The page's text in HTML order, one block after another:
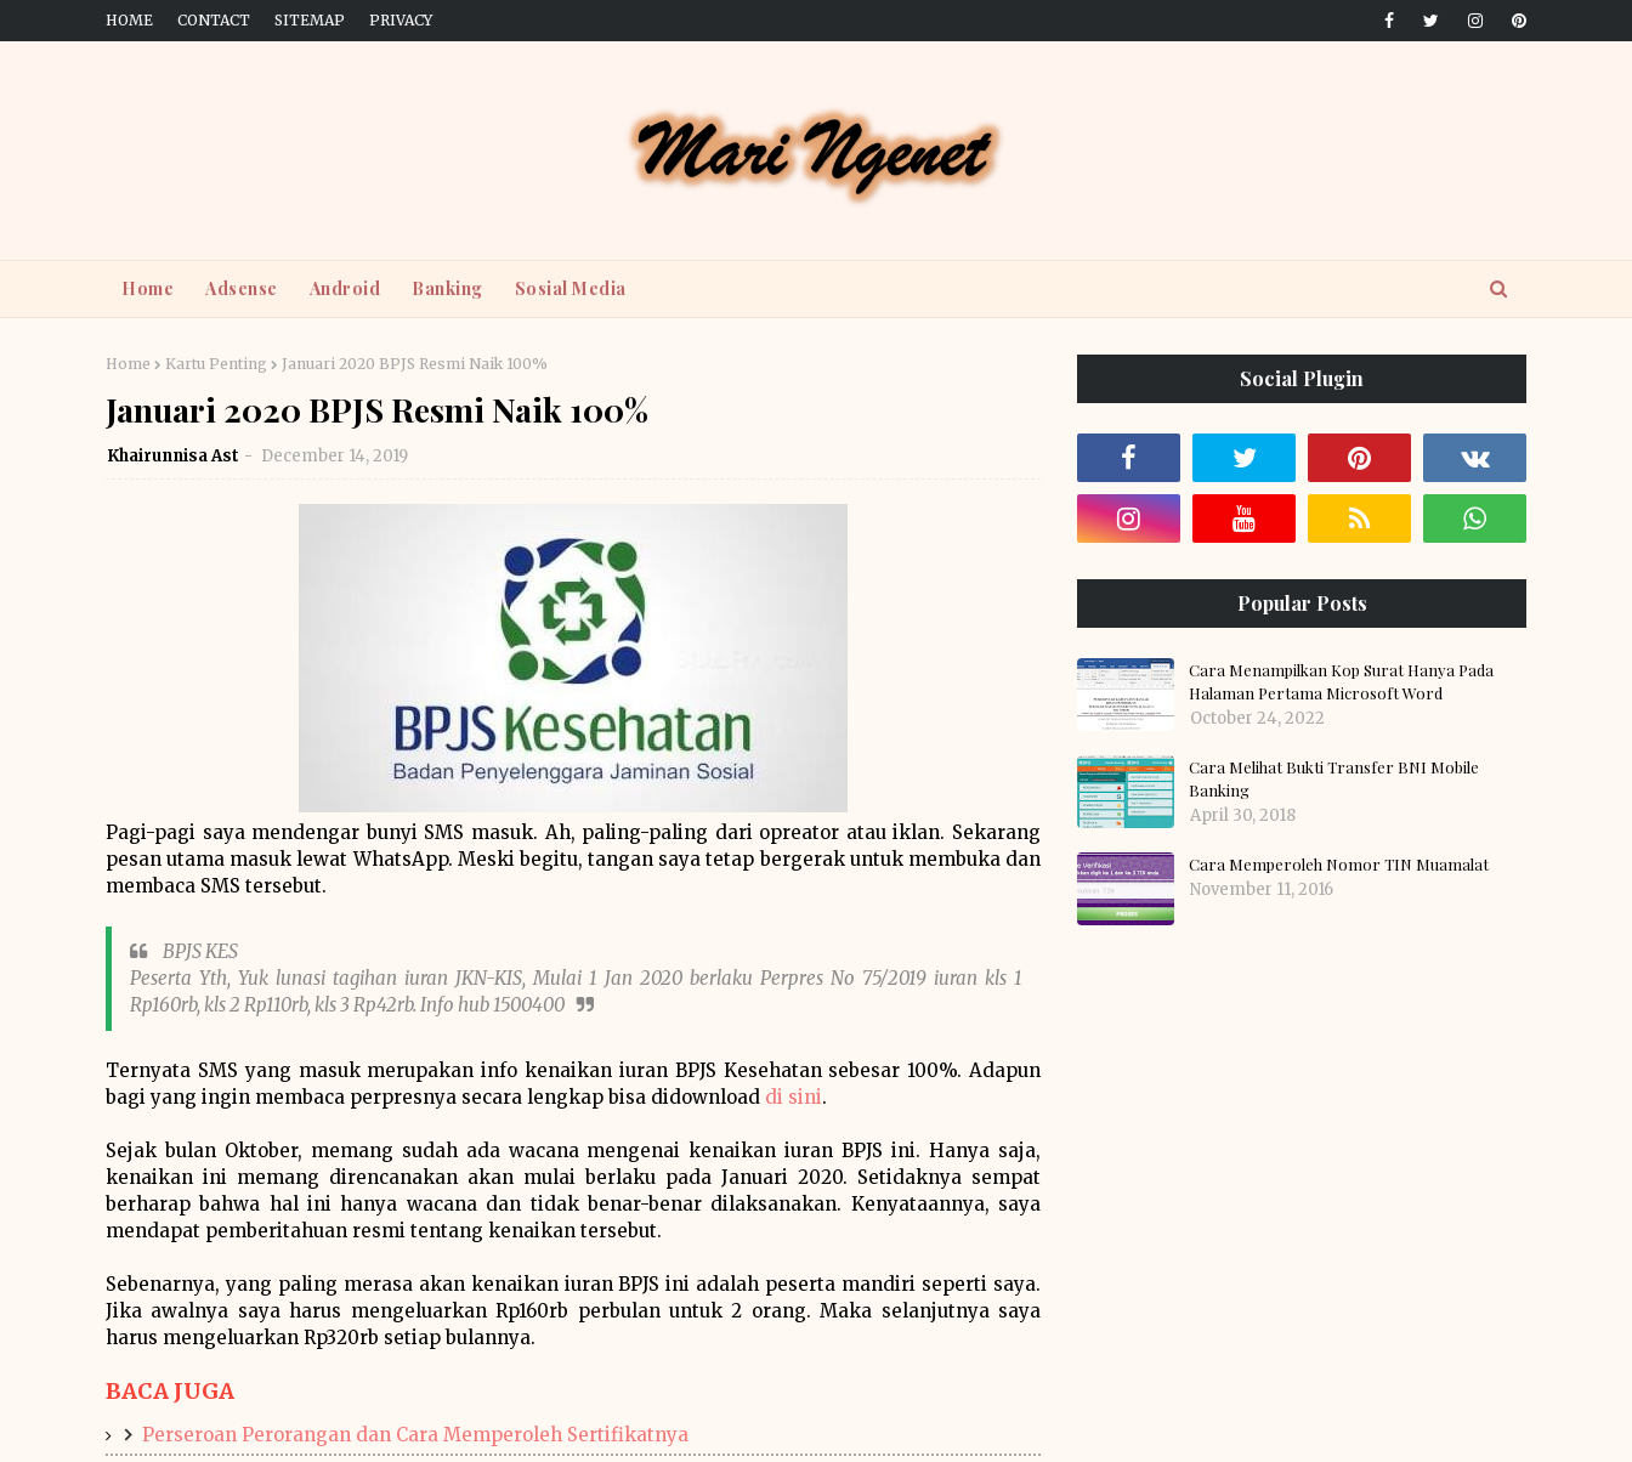
HOME CONTACT SITEMAP PRIVACY
Home Adsense Android Banking Sosial Media
Home Kartu Penting Januari 2020 BPJS Resmi Naik 100%
Januari 2020 BPJS Resmi Naik 100%
Khairunnisa Ast December 14, 2019
Pagi-pagi saya mendengar bunyi SMS masuk. Ah, paling-paling dari opreator atau iklan. Sekarang
pesan utama masuk lewat WhatsApp. Meski begitu, tangan saya tetap bergerak untuk membuka dan
membaca SMS tersebut.
BPJS KES
Peserta Yth, Yuk lunasi tagihan iuran JKN-KIS, Mulai 1 Jan 2020 berlaku Perpres No 75/2019 iuran kls 1
Rp160rb, kls 2 Rp110rb, kls 3 Rp42rb. Info hub 1500400
Ternyata SMS yang masuk merupakan info kenaikan iuran BPJS Kesehatan sebesar 100%. Adapun
bagi yang ingin membaca perpresnya secara lengkap bisa didownload di sini.
Sejak bulan Oktober, memang sudah ada wacana mengenai kenaikan iuran BPJS ini. Hanya saja,
kenaikan ini memang direncanakan akan mulai berlaku pada Januari 2020. Setidaknya sempat
berharap bahwa hal ini hanya wacana dan tidak benar-benar dilaksanakan. Kenyataannya, saya
mendapat pemberitahuan resmi tentang kenaikan tersebut.
Sebenarnya, yang paling merasa akan kenaikan iuran BPJS ini adalah peserta mandiri seperti saya.
Jika awalnya saya harus mengeluarkan Rp160rb perbulan untuk 2 orang. Maka selanjutnya saya
harus mengeluarkan Rp320rb setiap bulannya.
BACA JUGA
Perseroan Perorangan dan Cara Memperoleh Sertifikatnya
Social Plugin
Popular Posts
Cara Menampilkan Kop Surat Hanya Pada
Halaman Pertama Microsoft Word
October 24, 2022
Cara Melihat Bukti Transfer BNI Mobile
Banking
April 30, 2018
Cara Memperoleh Nomor TIN Muamalat
November 11, 2016